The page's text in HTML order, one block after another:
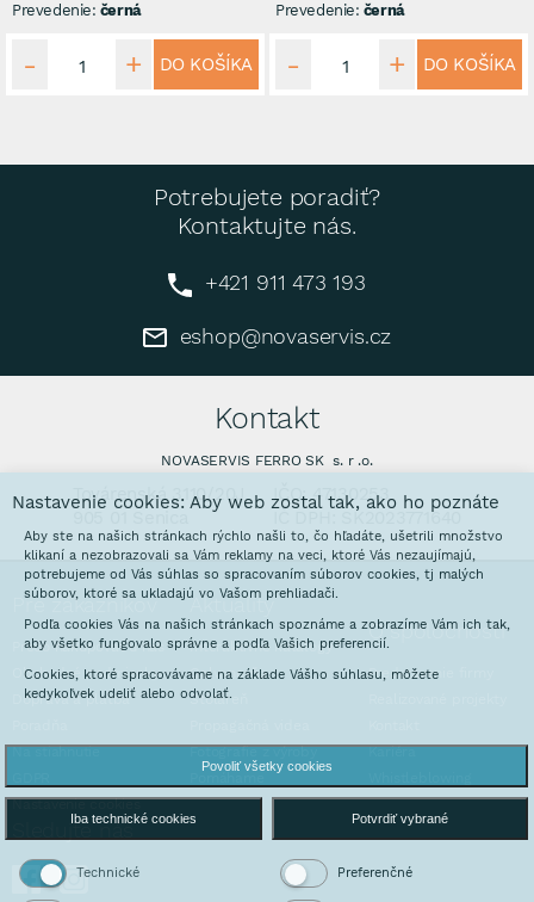
Prevedenie: černá
DO KOŠÍKA
Prevedenie: černá
DO KOŠÍKA
Potrebujete poradiť?
Kontaktujte nás.
+421 911 473 193
eshop@novaservis.cz
Kontakt
NOVASERVIS FERRO SK s. r .o.
Továrenská 3110/20J
IČO: 47130253
IČ DPH: SK2023771640
Pre zákazníkov
Prečo nakupovať u nás
Obchodné podmienky
Doprava a platba
Na stiahnutie
Nastavenie cookies
Aktuality
Interaktívne katalógy
Galvanovňa
Stoláreň
Fotografie z výroby
O spoločnosti
Predstavenie firmy
Kariéra
Sledujte nás
Nastavenie cookies: Aby web zostal tak, ako ho poznáte
Aby ste na našich stránkach rýchlo našli to, čo hľadáte, ušetrili množstvo
klikaní a nezobrazovali sa Vám reklamy na veci, ktoré Vás nezaujímajú,
potrebujeme od Vás súhlas so spracovaním súborov cookies, tj malých
súborov, ktoré sa ukladajú vo Vašom prehliadači.
Podľa cookies Vás na našich stránkach spoznáme a zobrazíme Vám ich tak,
aby všetko fungovalo správne a podľa Vašich preferencií.
Cookies, ktoré spracovávame na základe Vášho súhlasu, môžete
kedykoľvek udeliť alebo odvolať.
Iba technické cookies Potvrdiť vybrané
Povoliť všetky cookies
Technické Preferenčné